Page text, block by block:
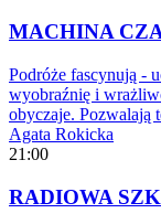
MACHINA
Podróże fascynują -
wyobraźnię i
obyczaje. Pozwalają
Agata Rokicka
21:00
RADIOWA